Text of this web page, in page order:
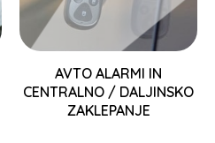
AVTO ALARMI IN
CENTRALNO / DALJINSKO
ZAKLEPANJE